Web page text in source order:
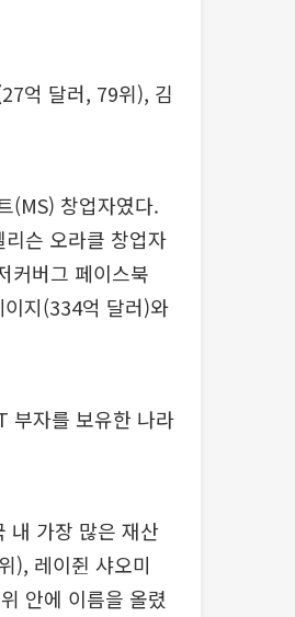
억 달러, 79위), 김
(MS) 창업자였다.
슨 오라클 창업자
커버그 페이스북
지(334억 달러)와
부자를 보유한 나라
내 가장 많은 재산
), 레이쥔 샤오미
안에 이름을 올렸